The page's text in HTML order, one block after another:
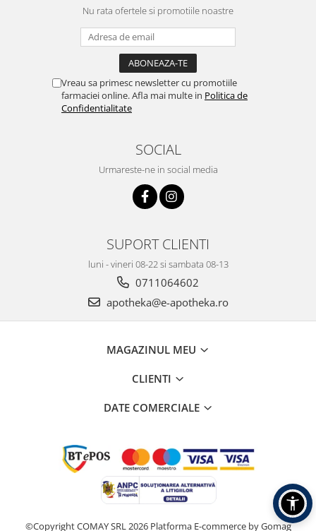
Nu rata ofertele si promotiile noastre
Vreau sa primesc newsletter cu promotiile
farmaciei online. Afla mai multe in Politica de
Confidentialitate
SOCIAL
Urmareste-ne in social media
SUPORT CLIENTI
luni - vineri 08-22 si sambata 08-13
0711064602
apotheka@e-apotheka.ro
MAGAZINUL MEU
CLIENTI
DATE COMERCIALE
©Copyright COMAY SRL 2026 Platforma E-commerce by Gomag